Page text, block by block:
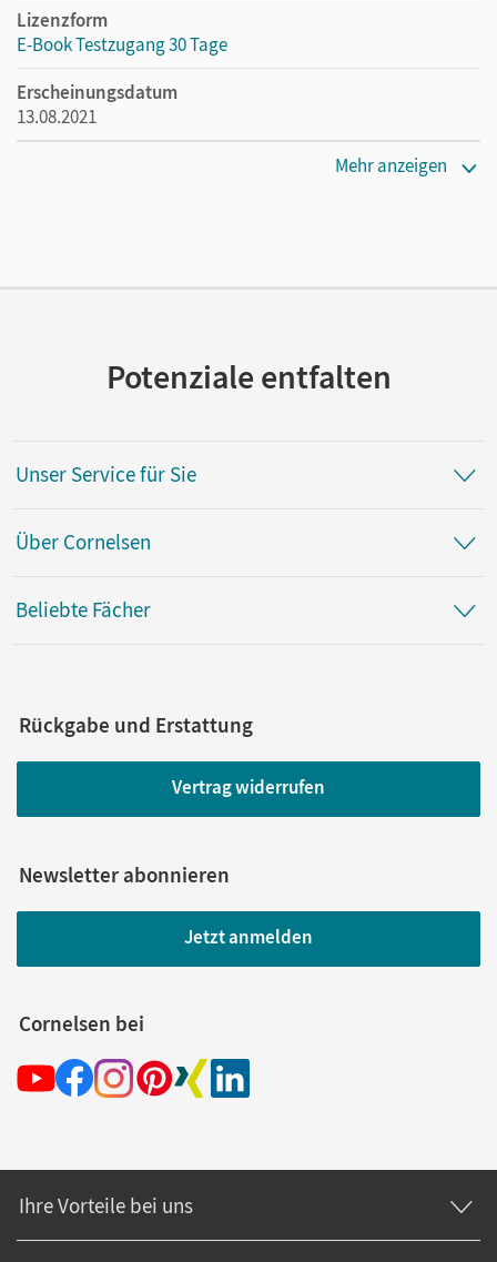
Lizenzform
E-Book Testzugang 30 Tage
Erscheinungsdatum
13.08.2021
Mehr anzeigen
Potenziale entfalten
Unser Service für Sie
Über Cornelsen
Beliebte Fächer
Rückgabe und Erstattung
Vertrag widerrufen
Newsletter abonnieren
Jetzt anmelden
Cornelsen bei
Ihre Vorteile bei uns